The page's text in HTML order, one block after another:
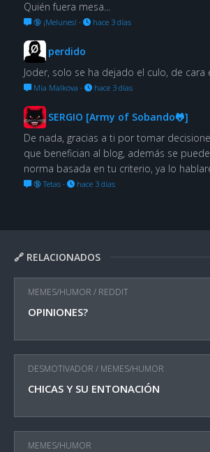
🔗 RELACIONADOS
MEMES/HUMOR / REDDIT
OPINIONES?
DESMOTIVADOR / MEMES/HUMOR
CHICAS Y SU ENTONACIÓN
MEMES/HUMOR
Quién fuera mesa...
🔞 ¡Melunes! · hace 3 días
perdido
Joder, solo se ha dejado el culo, de
Mia Malkova · hace 3 días
SERGIO [Army of Sobando🐸]
De nada, gracias a ti por tomar
que benefician al blog, además se
norma basada en tu criterio, ya lo
🔞 Tetas· hace 3 días